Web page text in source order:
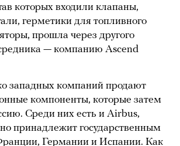
которых входили клапаны,
герметики для топливного
прошла через другого
— компанию Ascend
западных компаний продают
компоненты, которые затем
Среди них есть и Airbus,
принадлежит государственным
Германии и Испании. Как